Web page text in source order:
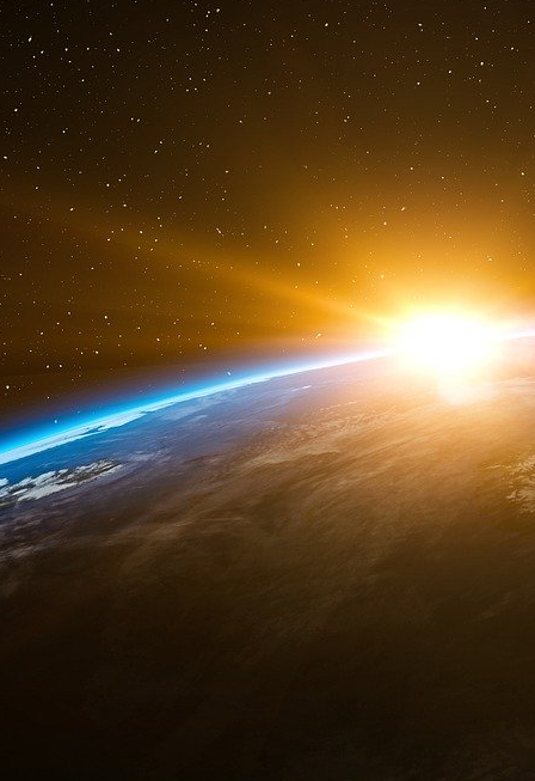
Le résultat pourrait être frappant : les
seconde de décalage.
Une nouvelle nouvelle course à l’espace
Les satellites développés par EarthNow
l’espace, loin des vols spatiaux commerciaux
Deux nouvelles tendances émergent :
Fournir Internet aux 4 milliards de
projets comme OneWeb. Softbank y a
SpaceX, l’entreprise d’Elon Musk,
célèbre fond Andreessen Horowitz a quant à